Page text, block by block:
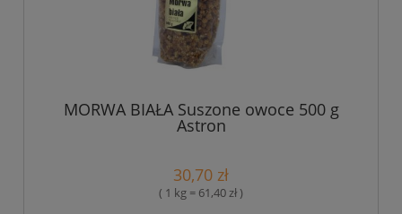
MORWA BIAŁA Suszone owoce 500 g
Astron
30,70 zł
( 1 kg = 61,40 zł )